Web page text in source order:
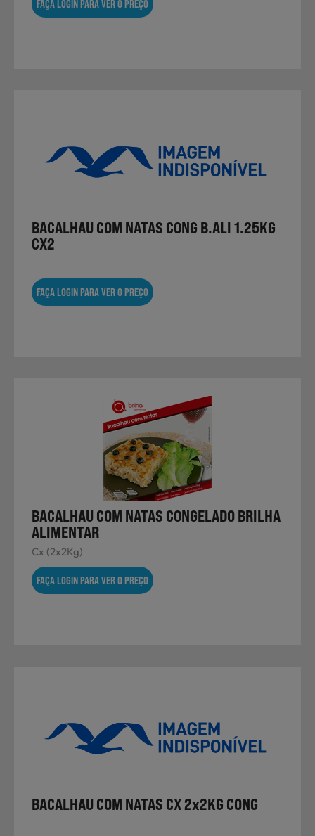
FAÇA LOGIN PARA VER O PREÇO
BACALHAU COM NATAS CONG B.ALI 1.25KG
CX2
FAÇA LOGIN PARA VER O PREÇO
BACALHAU COM NATAS CONGELADO BRILHA
ALIMENTAR
Cx (2x2Kg)
FAÇA LOGIN PARA VER O PREÇO
BACALHAU COM NATAS CX 2x2KG CONG